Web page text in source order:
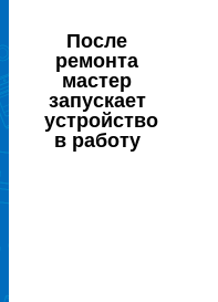
После
ремонта
мастер
запускает
устройство
в работу